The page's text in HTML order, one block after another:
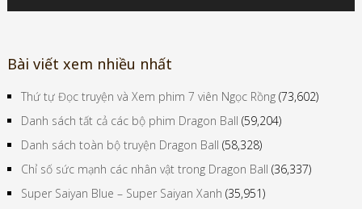
Bài viết xem nhiều nhất
Thứ tự Đọc truyện và Xem phim 7 viên Ngọc Rồng (73,602)
Danh sách tất cả các bộ phim Dragon Ball (59,204)
Danh sách toàn bộ truyện Dragon Ball (58,328)
Chỉ số sức mạnh các nhân vật trong Dragon Ball (36,337)
Super Saiyan Blue – Super Saiyan Xanh (35,951)